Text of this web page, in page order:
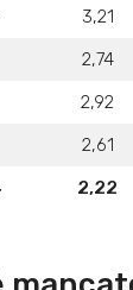
3,21
2,74
2,92
2,61
2,22